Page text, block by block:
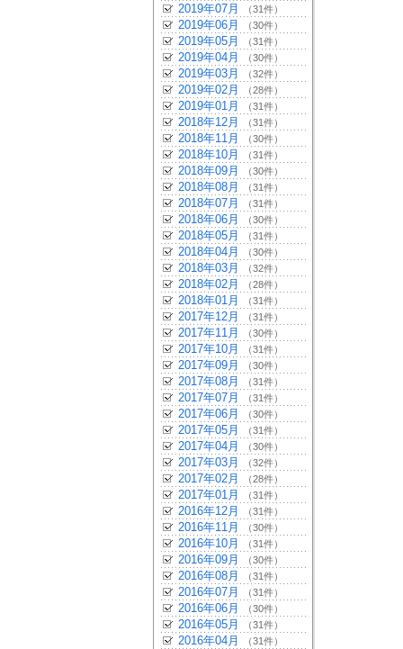
2019年07月 （31件）
2019年06月 （30件）
2019年05月 （31件）
2019年04月 （30件）
2019年03月 （32件）
2019年02月 （28件）
2019年01月 （31件）
2018年12月 （31件）
2018年11月 （30件）
2018年10月 （31件）
2018年09月 （30件）
2018年08月 （31件）
2018年07月 （31件）
2018年06月 （30件）
2018年05月 （31件）
2018年04月 （30件）
2018年03月 （32件）
2018年02月 （28件）
2018年01月 （31件）
2017年12月 （31件）
2017年11月 （30件）
2017年10月 （31件）
2017年09月 （30件）
2017年08月 （31件）
2017年07月 （31件）
2017年06月 （30件）
2017年05月 （31件）
2017年04月 （30件）
2017年03月 （32件）
2017年02月 （28件）
2017年01月 （31件）
2016年12月 （31件）
2016年11月 （30件）
2016年10月 （31件）
2016年09月 （30件）
2016年08月 （31件）
2016年07月 （31件）
2016年06月 （30件）
2016年05月 （31件）
2016年04月 （31件）